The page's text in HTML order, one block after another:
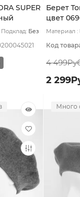
SUPER
Подклад: Без
Берет
цвет
Материал :
Код
4
2
Много